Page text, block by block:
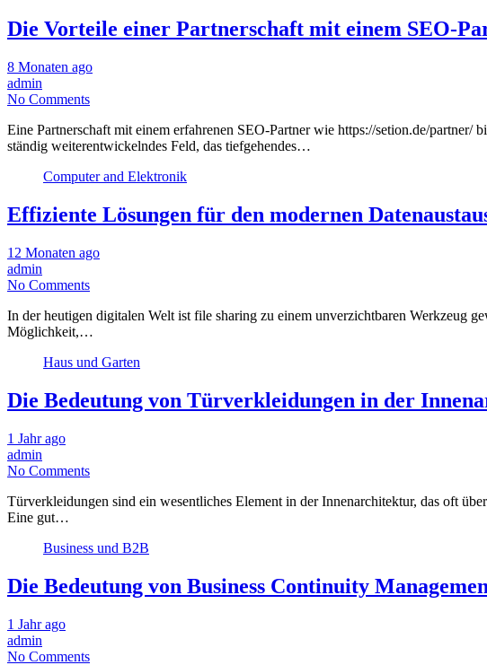
Die Vorteile einer Partnerschaft mit einem SEO-
8 Monaten ago
admin
No Comments
Eine Partnerschaft mit einem erfahrenen SEO-Partner wie https://setion.de/
ständig weiterentwickelndes Feld, das tiefgehendes…
Computer and Elektronik
Effiziente Lösungen für den modernen
12 Monaten ago
admin
No Comments
In der heutigen digitalen Welt ist file sharing zu einem unverzichtbaren Werkzeug
Möglichkeit,…
Haus und Garten
Die Bedeutung von Türverkleidungen in der
1 Jahr ago
admin
No Comments
Türverkleidungen sind ein wesentliches Element in der Innenarchitektur, das oft
Eine gut…
Business und B2B
Die Bedeutung von Business Continuity
1 Jahr ago
admin
No Comments